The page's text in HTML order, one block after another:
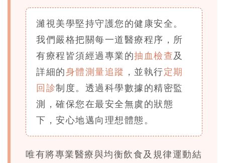
濰視美學堅持守護您的健康安全。
我們嚴格把關每一道醫療程序，所
有療程皆須經過專業的抽血檢查 及
詳細的身體測量追蹤 ，並執行定期
回診制度。透過科學數據的精密監
測，確保您在最安全無虞的狀態
下，安心地邁向理想體態。
唯有將專業醫療與均衡飲食 及 規律運動結